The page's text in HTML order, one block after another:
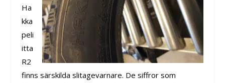
Ha
kka
peli
itta
R2
finns särskilda slitagevarnare. De siffror som